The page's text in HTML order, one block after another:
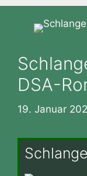
DSA-
19. Januar